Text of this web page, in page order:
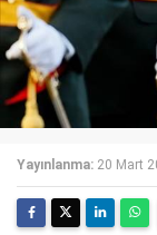
Yayınlanma: 20 Mart